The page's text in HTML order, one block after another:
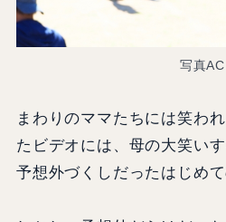
写真AC
まわりのママたちには笑わ
たビデオには、母の大笑い
予想外づくしだったはじめて